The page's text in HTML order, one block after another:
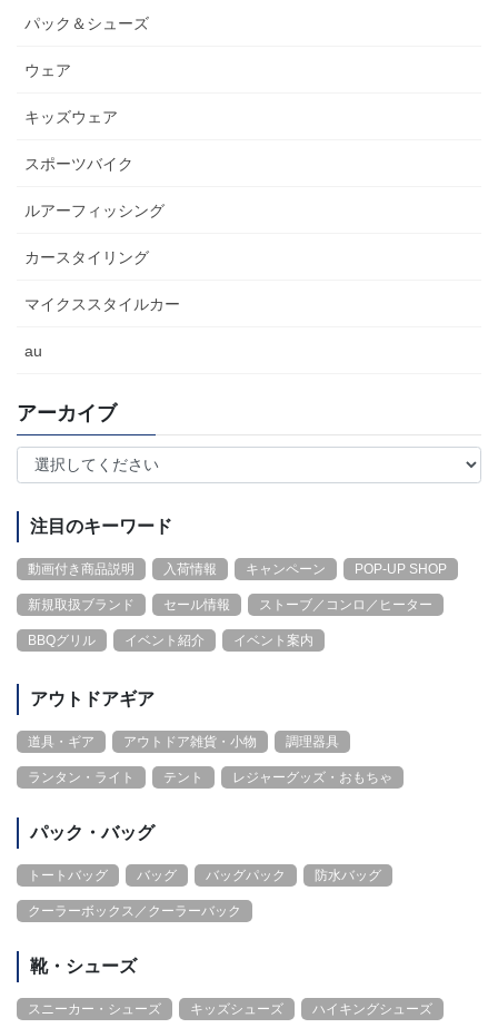
パック＆シューズ
ウェア
キッズウェア
スポーツバイク
ルアーフィッシング
カースタイリング
マイクススタイルカー
au
アーカイブ
注目のキーワード
動画付き商品説明 入荷情報 キャンペーン POP-UP SHOP
新規取扱ブランド セール情報 ストーブ／コンロ／ヒーター
BBQグリル イベント紹介 イベント案内
アウトドアギア
道具・ギア アウトドア雑貨・小物 調理器具
ランタン・ライト テント レジャーグッズ・おもちゃ
パック・バッグ
トートバッグ バッグ バッグパック 防水バッグ
クーラーボックス／クーラーバック
靴・シューズ
スニーカー・シューズ キッズシューズ ハイキングシューズ